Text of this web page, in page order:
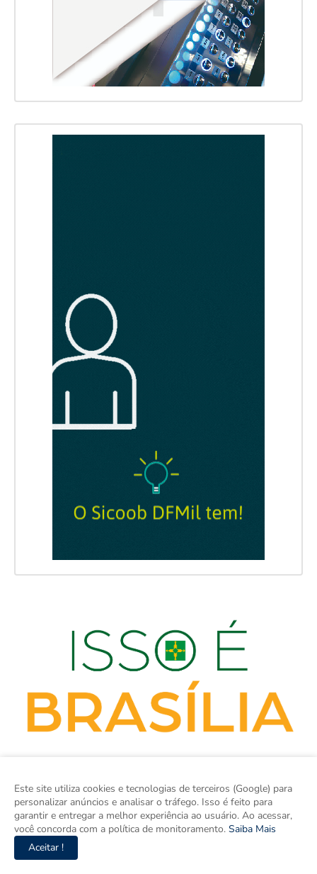
isso é BRASÍLIA é o site de notícias do Distrito Federal e Entorno
e um espaço para discutir a Região e o Brasil. Aqui tem
Este site utiliza cookies e tecnologias de terceiros (Google) para
personalizar anúncios e analisar o tráfego. Isso é feito para
garantir e entregar a melhor experiência ao usuário. Ao acessar,
você concorda com a política de monitoramento. Saiba Mais
Aceitar !